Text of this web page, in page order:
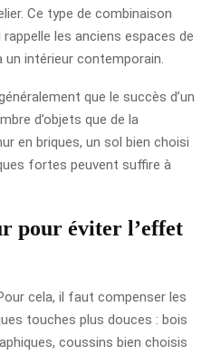
Ce type de combinaison
les anciens espaces de
intérieur contemporain.
que le succès d’un
d’objets que de la
en briques, un sol bien choisi
fortes peuvent suffire à
pour éviter l’effet
cela, il faut compenser les
touches plus douces : bois
coussins bien choisis